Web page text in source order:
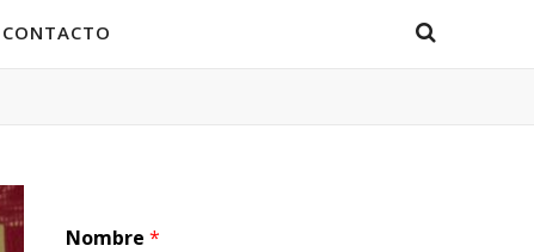
CONTACTO
Nombre *